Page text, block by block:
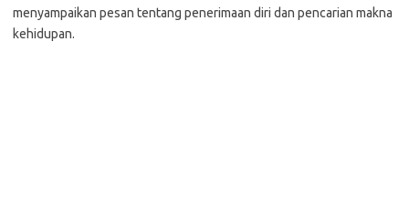
menyampaikan pesan tentang penerimaan diri dan pencarian makna
kehidupan.